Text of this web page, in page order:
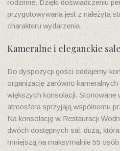
rodzinne. Dzięki doświadczeniu
przygotowywana jest z należytą
charakteru wydarzenia.
Kameralne i eleganckie sale
Do dyspozycji gości oddajemy
organizację zarówno
większych konsolacji. Stonowane
atmosfera sprzyjają wspólnemu
Na konsolację w Restauracji
dwóch dostępnych sal: dużą,
mniejszą na maksymalnie 55 osób.